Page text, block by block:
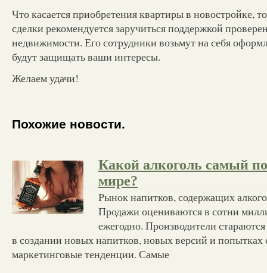
Что касается приобретения квартиры в новостройке,
сделки рекомендуется заручиться поддержкой
недвижимости. Его сотрудники возьмут на себя
будут защищать ваши интересы.
Желаем удачи!
Похожие новости.
Какой алкоголь самый
мире?
Рынок напитков, содержащих
Продажи оцениваются в сотни
ежегодно. Производители
в создании новых напитков, новых версий и попытках
маркетинговые тенденции. Самые